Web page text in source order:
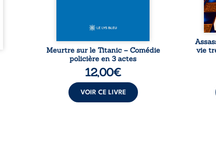
Meurtre sur le Titanic – Comédie
policière en 3 actes
12,00€
VOIR CE LIVRE
vie